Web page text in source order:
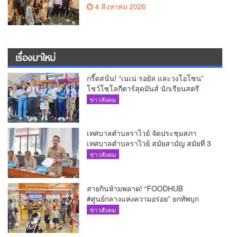
4 สิงหาคม 2026
เรื่องมาใหม่
กรี๊ดสนั่น! “เนเน่ รอยัล และวงโอโซน”
โชว์โซโลกีตาร์สุดมันส์ นักเรียนสตรี
ภูเก็ตนั่งไม่ติด ทั้งเต้น-ร้อง
ข่าวสังคม
เทศบาลตำบลราไวย์ จัดประชุมสภา
เทศบาลตำบลราไวย์ สมัยสามัญ สมัยที่ 3
ประจำปี 2569
ข่าวสังคม
สายกินห้ามพลาด! “FOODHUB
#ศูนย์กลางแห่งความอร่อย” ยกทัพบุก
โรบินสันไลฟ์สไตล์ ฉลอง ถึง 12 ส.ค.นี้
ข่าวสังคม